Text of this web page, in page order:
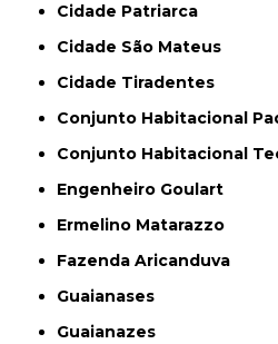
Cidade Patriarca
Cidade São Mateus
Cidade Tiradentes
Conjunto Habitacional
Conjunto Habitacional
Engenheiro Goulart
Ermelino Matarazzo
Fazenda Aricanduva
Guaianases
Guaianazes